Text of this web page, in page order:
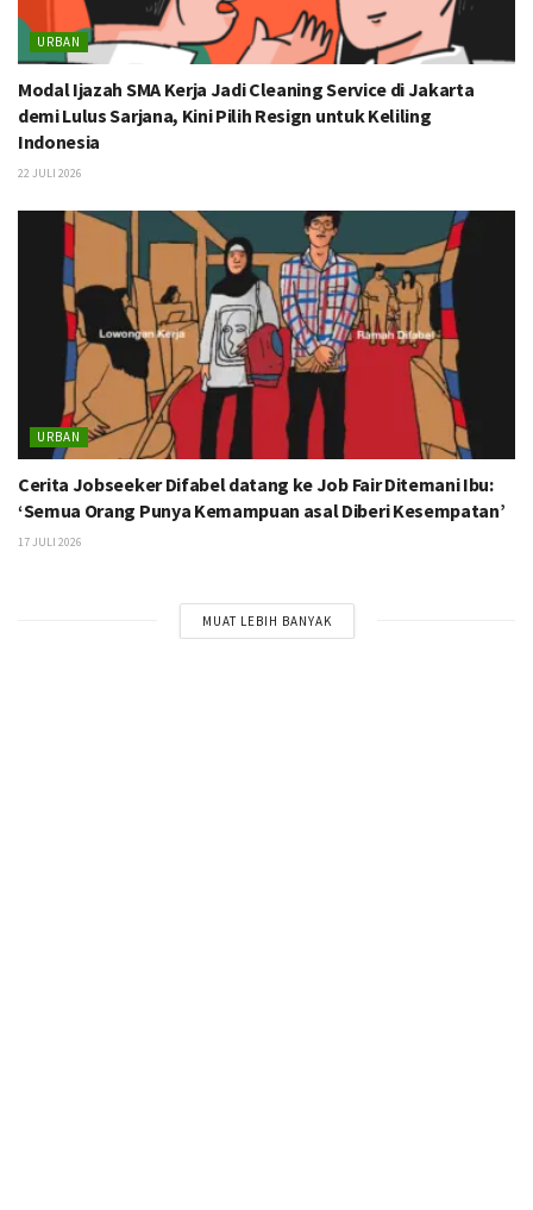
URBAN
Modal Ijazah SMA Kerja Jadi Cleaning Service di Jakarta
demi Lulus Sarjana, Kini Pilih Resign untuk Keliling
Indonesia
22 JULI 2026
URBAN
Cerita Jobseeker Difabel datang ke Job Fair Ditemani Ibu:
‘Semua Orang Punya Kemampuan asal Diberi Kesempatan’
17 JULI 2026
MUAT LEBIH BANYAK